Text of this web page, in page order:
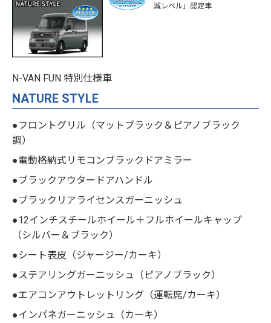
減レベル」認定車
N-VAN FUN 特別仕様車
NATURE STYLE
●フロントグリル（マットブラック＆ピアノブラック
調）
●電動格納式リモコンブラックドアミラー
●ブラックアウタードアハンドル
●ブラックリアライセンスガーニッシュ
●12インチスチールホイール＋フルホイールキャップ
（シルバー＆ブラック）
●シート表皮（ジャージー/カーキ）
●ステアリングガーニッシュ（ピアノブラック）
●エアコンアウトレットリング（運転席/カーキ）
●インパネガーニッシュ（カーキ）